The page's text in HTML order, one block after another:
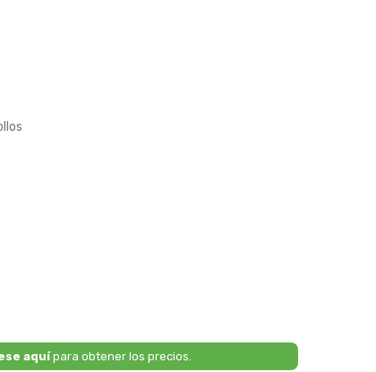
aquípara obtener los precios.